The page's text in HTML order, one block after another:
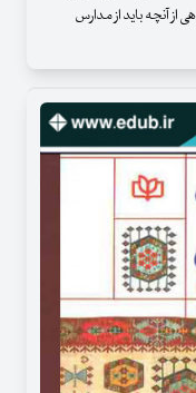
از آنچه باید از مدارس